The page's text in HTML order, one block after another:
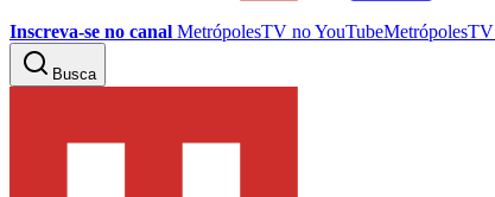
Inscreva-se no canal MetrópolesTV noYouTubeMetrópolesTV
Busca